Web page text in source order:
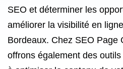
SEO et déterminer les
améliorer la visibilité en
Bordeaux. Chez SEO Page
offrons également des